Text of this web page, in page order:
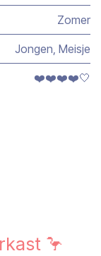
Zomer
Jongen, Meisje
❤️❤️❤️❤️🤍
🦩